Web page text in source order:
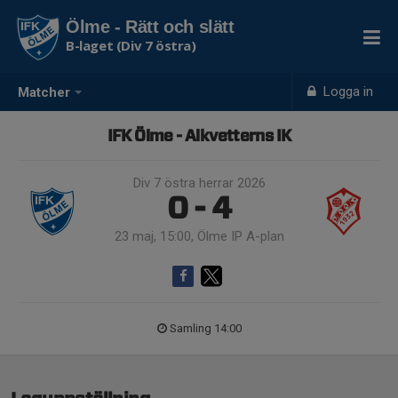
Matcher Logga in
Ölme - Rätt och slätt
B-laget (Div 7 östra)
IFK Ölme - Alkvetterns IK
Div 7 östra herrar 2026
0 - 4
23 maj, 15:00, Ölme IP A-plan
Samling 14:00